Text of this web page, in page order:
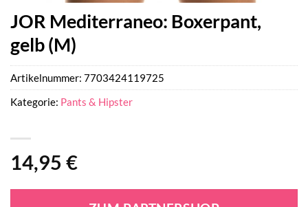
JOR Mediterraneo: Boxerpant,
gelb (M)
14,95 €
Artikelnummer: 7703424119725
Kategorie: Pants & Hipster